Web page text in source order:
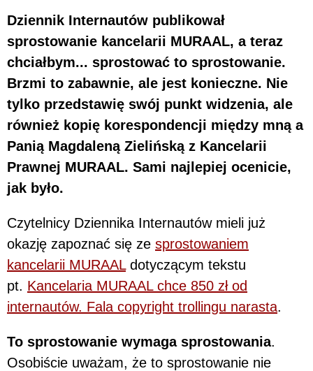
Dziennik Internautów publikował
sprostowanie kancelarii MURAAL, a teraz
chciałbym... sprostować to sprostowanie.
Brzmi to zabawnie, ale jest konieczne. Nie
tylko przedstawię swój punkt widzenia, ale
również kopię korespondencji między mną a
Panią Magdaleną Zielińską z Kancelarii
Prawnej MURAAL. Sami najlepiej ocenicie,
jak było.
Czytelnicy Dziennika Internautów mieli już
okazję zapoznać się ze sprostowaniem
kancelarii MURAALdotyczącym tekstu
pt. Kancelaria MURAAL chce 850 zł od
internautów. Fala copyright trollingu narasta.
To sprostowanie wymaga sprostowania.
Osobiście uważam, że to sprostowanie nie